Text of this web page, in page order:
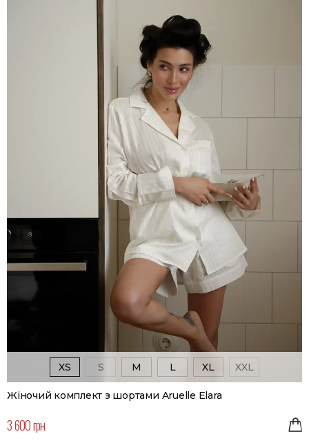
XS S M L XL XXL
Жіночий комплект з шортами Aruelle Elara
3 600 грн